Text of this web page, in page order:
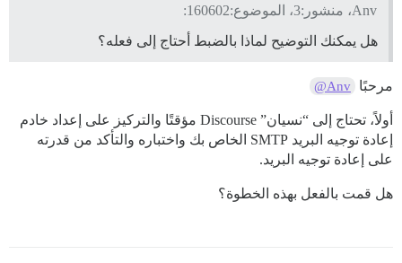
Anv، منشور:3، الموضوع:160602:
هل يمكنك التوضيح لماذا بالضبط أحتاج إلى فعله؟
مرحبًا @Anv
أولاً، تحتاج إلى “نسيان” Discourse مؤقتًا والتركيز على إعداد خادم
إعادة توجيه البريد SMTP الخاص بك واختباره والتأكد من قدرته
على إعادة توجيه البريد.
هل قمت بالفعل بهذه الخطوة؟